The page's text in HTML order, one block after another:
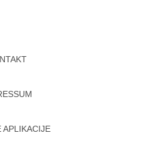
APLIKACIJE